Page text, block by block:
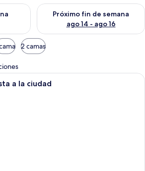
para este fin de semana ago 7 -
Próximo fin de semana
ago 14 - ago 16
Consulta la disponibilidad
2 camas
Un dormitorio con cama, dos
a la ciudad